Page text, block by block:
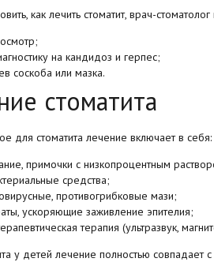
как лечить стоматит, врач-стоматолог
на кандидоз и герпес;
соскоба или мазка.
стоматита
для стоматита лечение включает в себя:
примочки с низкопроцентным
средства;
противогрибковые мази;
ускоряющие заживление эпителия;
терапия (ультразвук,
у детей лечение полностью совпадает